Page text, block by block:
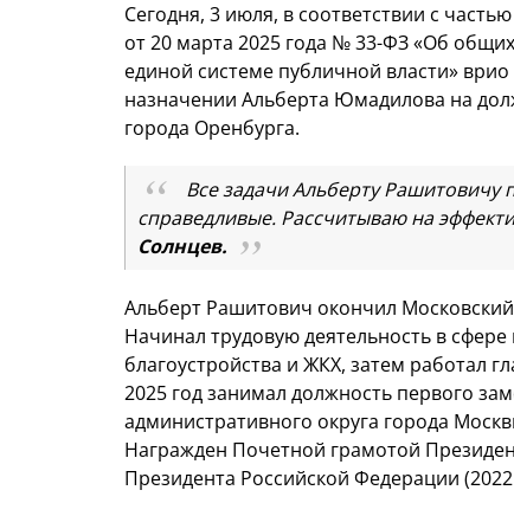
Сегодня, 3 июля, в соответствии с
от 20 марта 2025 года № 33-ФЗ «Об
единой системе публичной власти»
назначении Альберта Юмадилова на
города Оренбурга.
Все задачи Альберту Рашитовичу
справедливые. Рассчитываю на
Солнцев.
Альберт Рашитович окончил
Начинал трудовую деятельность в
благоустройства и ЖКХ, затем работал
2025 год занимал должность первого
административного округа города
Награжден Почетной грамотой
Президента Российской Федерации